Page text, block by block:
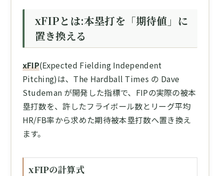
xFIPとは:本塁打を「期待値」に
置き換える
xFIP(Expected Fielding Independent
Pitching)は、The Hardball Times の Dave
Studeman が開発した指標で、FIPの実際の被本
塁打数を、許したフライボール数とリーグ平均
HR/FB率から求めた期待被本塁打数へ置き換え
ます。
xFIPの計算式